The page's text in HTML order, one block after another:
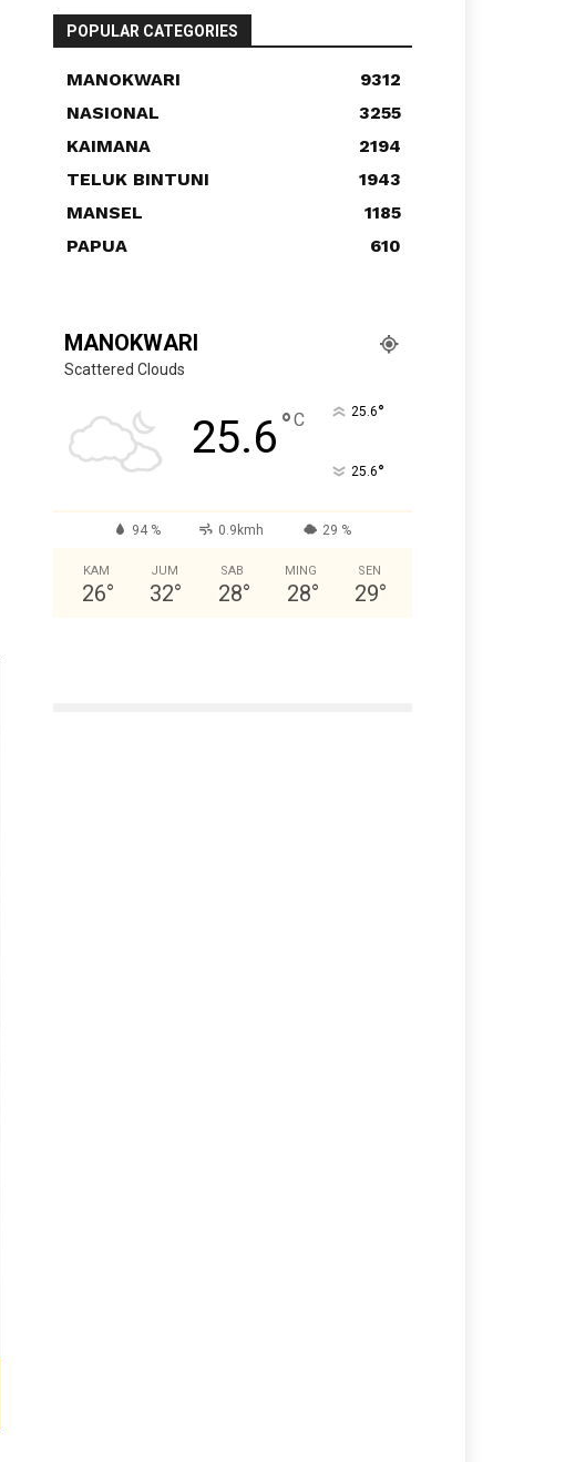
POPULAR CATEGORIES
MANOKWARI
9312
NASIONAL
3255
KAIMANA
2194
TELUK BINTUNI
1943
MANSEL
1185
PAPUA
610
MANOKWARI
Scattered Clouds
25.6°C 25.6°
25.6°
94 % 0.9kmh 29 %
KAM
26°
JUM
32°
SAB
28°
MING
28°
SEN
29°